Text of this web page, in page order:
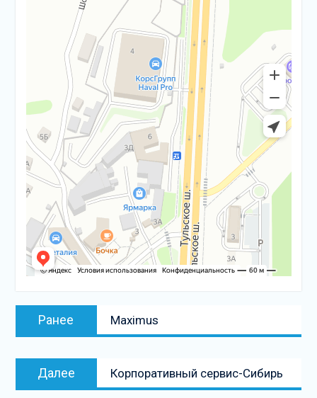
Навигация
Ранее
Предыдущая
запись:
Maximus
Далее
Следующая
запись
Корпоративный сервис-Сибирь